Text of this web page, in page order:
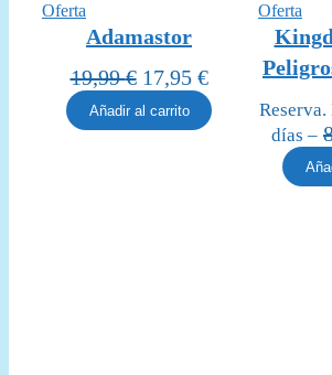
Oferta
en
oferta
Adamastor
19,99€ El
precio
original
17,95 €El
precio
actual
Añadir al carrito
Oferta
días –